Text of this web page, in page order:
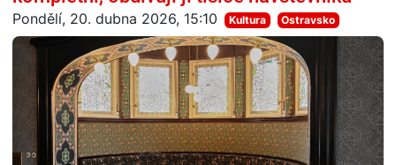
Pondělí, 20. dubna 2026, 15:10 Kultura Ostravsko